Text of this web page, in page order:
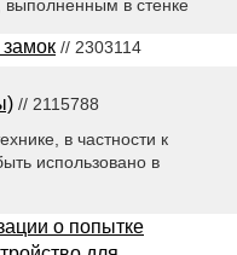
в стенке
// 2303114
// 2115788
в частности к
использовано в
о попытке